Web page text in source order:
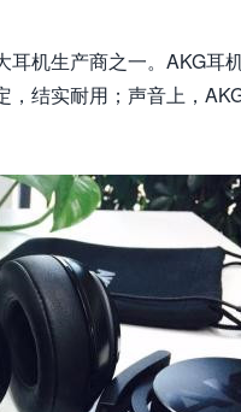
机生产商之一。AKG耳
结实耐用；声音上，